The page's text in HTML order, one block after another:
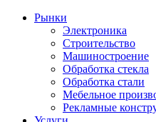
Рынки
Электроника
Строительство
Машиностроение
Обработка стекла
Обработка стали
Мебельное
Рекламные